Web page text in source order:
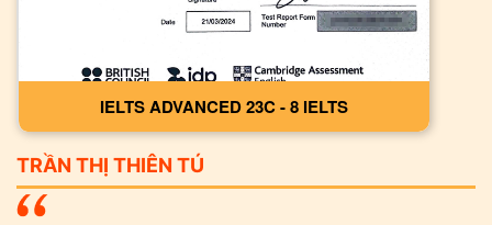
IELTS ADVANCED 23C - 8 IELTS
TRẦN THỊ THIÊN TÚ